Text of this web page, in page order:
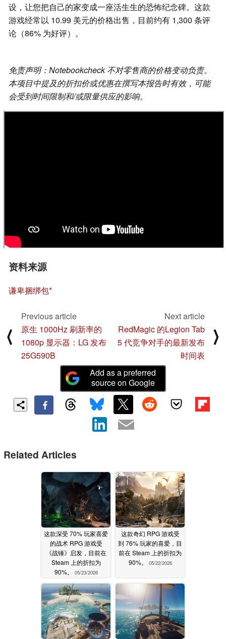
设，让您把自己的家变成一座活生生的恐怖纪念碑。这款
游戏经常以 10.99 美元的价格出售，目前约有 1,300 条评
论（86% 为好评）。
免责声明：Notebookcheck 不对零售商的价格变动负责。
本项目中提及的折扣价或优惠在撰写本报告时有效，可能
会受到时间限制和/或限量供应的影响。
资料来源
谦卑捆绑包
⟨
Previous article
原生 1000Hz 刷新率的
1080p 显示器：LG 发布
25G590B
Next article
RedMagic 的Legion Tab
5 代竞争对手的最新发布
时间表
⟩
Add as a preferred
source on Google
Related Articles
这款深受 70% 玩家喜爱
的战术 RPG 游戏受
《战锤》启发，目前在
Steam 上的折扣为
90%。
05/23/2026
这款奇幻 RPG 游戏受
到 76% 玩家的喜爱，目
前在 Steam 上的折扣为
90%。
05/22/2026